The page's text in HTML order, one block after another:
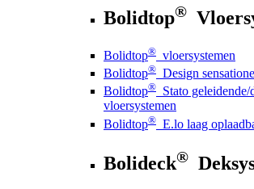
Bolidtop®
Bolidtop® vloersystemen
Bolidtop® Design
Bolidtop® Stato geleidende/
vloersystemen
Bolidtop® E.lo laag
Bolideck®